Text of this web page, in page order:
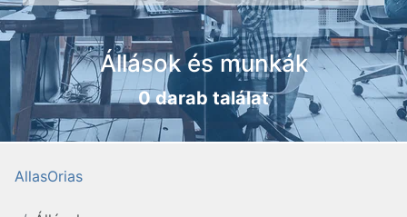
Állások és munkák
0 darab találat
AllasOrias